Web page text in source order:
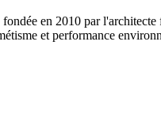
en 2010 par
et performance